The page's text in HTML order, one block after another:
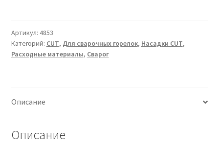
(CS
70)
IVS0087
Артикул: 4853
Категорий: CUT, Для сварочных горелок, Насадки CUT,
Расходные материалы, Сварог
Описание
Описание